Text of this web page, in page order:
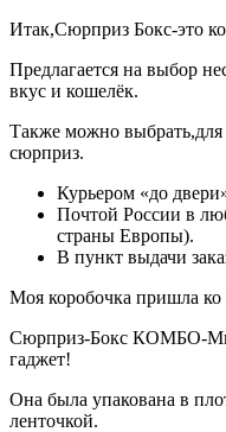
Итак,Сюрприз Бокс-это
Предлагается на выбор
вкус и кошелёк.
Также можно выбрать,для
сюрприз.
Курьером «до
Почтой России в
страны Европы).
В пункт выдачи
Моя коробочка пришла
Сюрприз-Бокс КОМБО-
гаджет!
Она была упакована в
ленточкой.